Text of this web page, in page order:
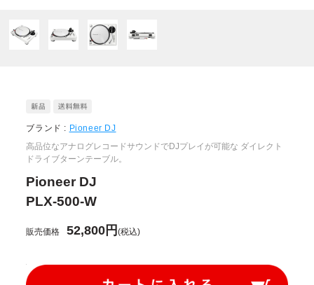
ブランド : Pioneer DJ
高品位なアナログレコードサウンドでDJプレイが可能な ダイレクト
ドライブターンテーブル。
Pioneer DJ
PLX-500-W
販売価格 52,800円(税込)